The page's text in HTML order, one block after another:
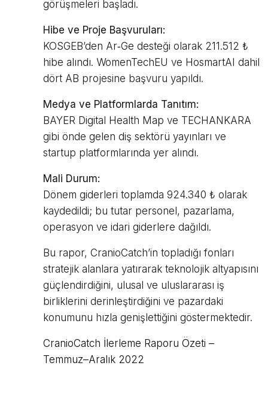
görüşmeleri başladı.
Hibe ve Proje Başvuruları:
KOSGEB’den Ar‑Ge desteği olarak 211.512 ₺
hibe alındı. WomenTechEU ve HosmartAI dahil
dört AB projesine başvuru yapıldı.
Medya ve Platformlarda Tanıtım:
BAYER Digital Health Map ve TECHANKARA
gibi önde gelen diş sektörü yayınları ve
startup platformlarında yer alındı.
Mali Durum:
Dönem giderleri toplamda 924.340 ₺ olarak
kaydedildi; bu tutar personel, pazarlama,
operasyon ve idari giderlere dağıldı.
Bu rapor, CranioCatch’in topladığı fonları
stratejik alanlara yatırarak teknolojik altyapısını
güçlendirdiğini, ulusal ve uluslararası iş
birliklerini derinleştirdiğini ve pazardaki
konumunu hızla genişlettiğini göstermektedir.
CranioCatch İlerleme Raporu Özeti –
Temmuz–Aralık 2022